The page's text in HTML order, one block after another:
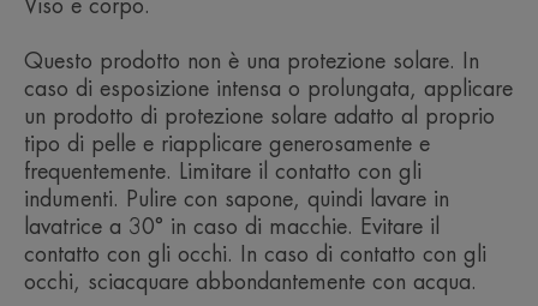
- LENISCE & RISTRUTTURA la pelle sensibile
irritata e limita il rischio di proliferazione microbica.
Accelera di 4 giorni il naturale processo di
riparazione cutanea***.
- PROTEGGE dai raggi solari e dalle aggressioni
esterne per una ristrutturazione e una protezione
ottimali (filtro TRIASORB™, protezione a spettro
ultra-ampio contro i raggi UVB, UVA e luce blu
Viso e corpo.
Questo prodotto non è una protezione solare. In
caso di esposizione intensa o prolungata, applicare
un prodotto di protezione solare adatto al proprio
tipo di pelle e riapplicare generosamente e
frequentemente. Limitare il contatto con gli
indumenti. Pulire con sapone, quindi lavare in
lavatrice a 30° in caso di macchie. Evitare il
contatto con gli occhi. In caso di contatto con gli
occhi, sciacquare abbondantemente con acqua.